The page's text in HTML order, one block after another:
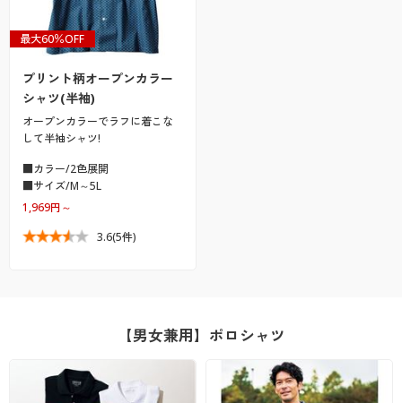
最大60％OFF
プリント柄オープンカラー
シャツ(半袖)
オープンカラーでラフに着こな
して半袖シャツ!
■カラー/2色展開
■サイズ/M～5L
1,969円～
3.6(5件)
【男女兼用】ポロシャツ